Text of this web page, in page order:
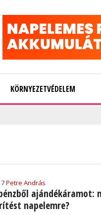
KÖRNYEZETVÉDELEM
Petre András
ajándékáramot:
napelemre?